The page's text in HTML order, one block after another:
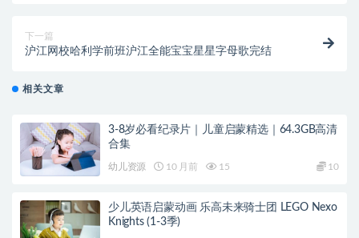
下一篇
沪江网校哈利学前班沪江全能宝宝星星字母歌完结
相关文章
3-8岁必看纪录片｜儿童启蒙精选｜64.3GB高清
合集
幼儿资源 10 月前 15 10
少儿英语启蒙动画 乐高未来骑士团 LEGO Nexo
Knights (1-3季)